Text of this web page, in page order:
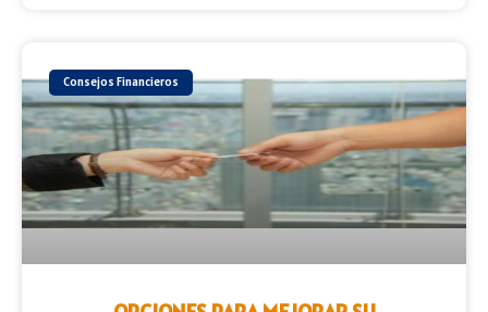
Consejos Financieros